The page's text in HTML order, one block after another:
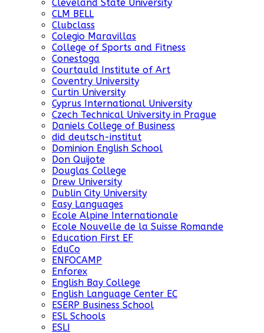
Cleveland State University
CLM BELL
Clubclass
Colegio Maravillas
College of Sports and Fitness
Conestoga
Courtauld Institute of Art
Coventry University
Curtin University
Cyprus International University
Czech Technical University in Prague
Daniels College of Business
did deutsch-institut
Dominion English School
Don Quijote
Douglas College
Drew University
Dublin City University
Easy Languages
Ecole Alpine Internationale
Ecole Nouvelle de la Suisse Romande
Education First EF
EduCo
ENFOCAMP
Enforex
English Bay College
English Language Center EC
ESERP Business School
ESL Schools
ESLI